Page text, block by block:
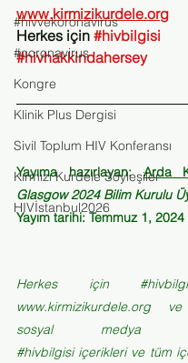
#hivvekoronavirüs
#coronavirus
Kongre
Klinik Plus Dergisi
Sivil Toplum HIV Konferansı
Kırmızı Kurdele Söyleşiler
HIVİstanbul2026
www.kirmizikurdele.org
Herkes için #hivbilgisi
#hivhakkindahersey
Yayıma hazırlayan: Arda
Glasgow 2024 Bilim Kurulu
Yayım tarihi: Temmuz 1, 2024
Herkes için
www.kirmizikurdele.org ve
#hivbilgisi içerikleri ve tüm